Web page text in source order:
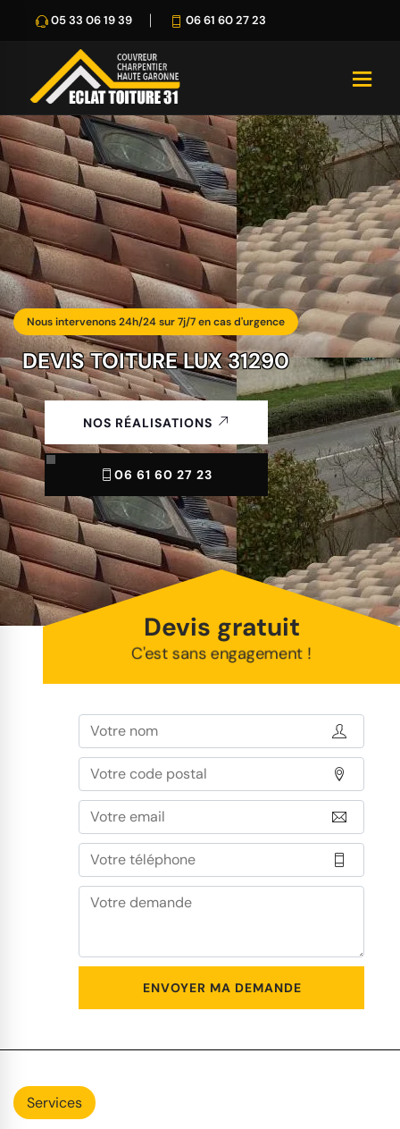
05 33 06 19 39 06 61 60 27 23
Nous intervenons 24h/24 sur 7j/7 en cas d'urgence
DEVIS TOITURE LUX 31290
NOS RÉALISATIONS
06 61 60 27 23
Devis gratuit
C'est sans engagement !
Services